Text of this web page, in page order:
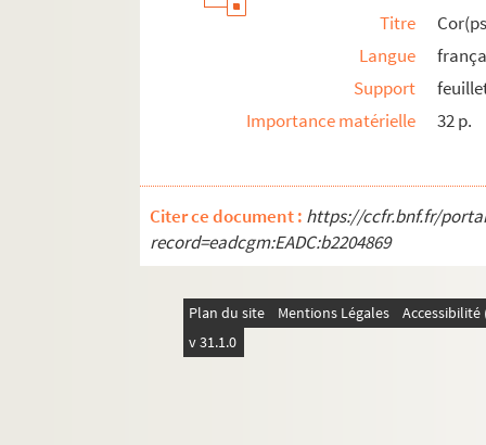
Titre
Langue
Support
Importance matérielle
32 p.
Citer ce document : https://ccfr.bnf.fr/
record=eadcgm:EADC:b2204869
Plan du site Mentions Légales
v 31.1.0